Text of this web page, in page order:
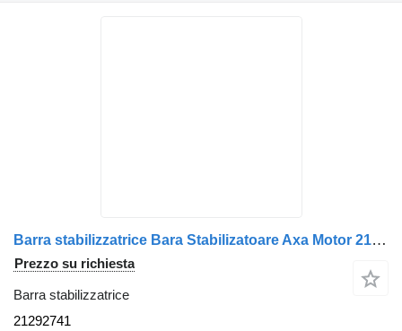
Barra stabilizzatrice Bara Stabilizatoare Axa Motor 21292741 per camion Volvo
Prezzo su richiesta
Barra stabilizzatrice
21292741